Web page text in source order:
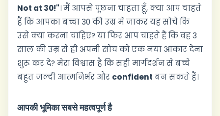
Not at 30!"। मैं आपसे पूछना चाहता हूँ, क्या आप चाहते
हैं कि आपका बच्चा 30 की उम्र में जाकर यह सोचे कि
उसे क्या करना चाहिए? या फिर आप चाहते हैं कि वह 3
साल की उम्र से ही अपनी सोच को एक नया आकार देना
शुरू कर दे? मेरा विश्वास है कि सही मार्गदर्शन से बच्चे
बहुत जल्दी आत्मनिर्भर और confident बन सकते हैं।
आपकी भूमिका सबसे महत्वपूर्ण है